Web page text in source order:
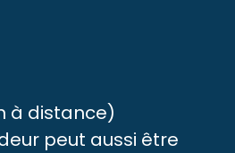
à distance)
peut aussi être